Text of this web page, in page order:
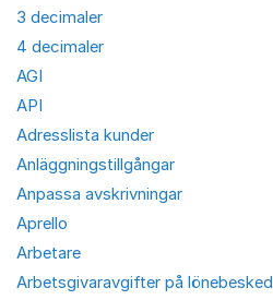
3 decimaler
4 decimaler
AGI
API
Adresslista kunder
Anläggningstillgångar
Anpassa avskrivningar
Aprello
Arbetare
Arbetsgivaravgifter på lönebesked